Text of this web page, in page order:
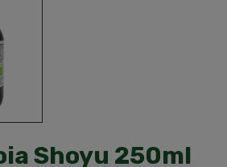
Shoyu 250ml